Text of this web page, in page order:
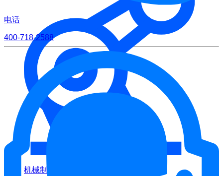
机械制造
电话
400-718-2588